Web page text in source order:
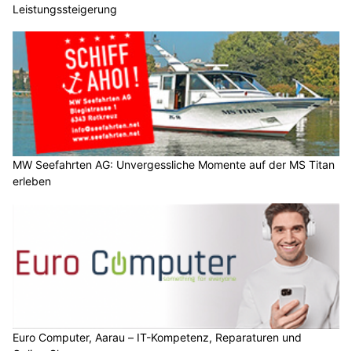
Leistungssteigerung
MW Seefahrten AG: Unvergessliche Momente auf der MS Titan
erleben
Euro Computer, Aarau – IT-Kompetenz, Reparaturen und